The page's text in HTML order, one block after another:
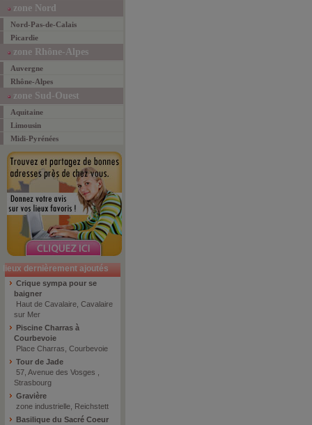
zone Nord
Nord-Pas-de-Calais
Picardie
zone Rhône-Alpes
Auvergne
Rhône-Alpes
zone Sud-Ouest
Aquitaine
Limousin
Midi-Pyrénées
lieux dernièrement ajoutés
Crique sympa pour se
baigner
Haut de Cavalaire, Cavalaire
sur Mer
Piscine Charras à
Courbevoie
Place Charras, Courbevoie
Tour de Jade
57, Avenue des Vosges ,
Strasbourg
Gravière
zone industrielle, Reichstett
Basilique du Sacré Coeur